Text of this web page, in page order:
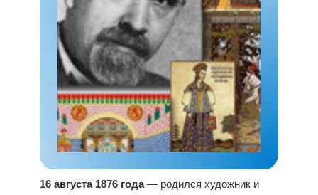
16 августа 1876 года— родился художник и